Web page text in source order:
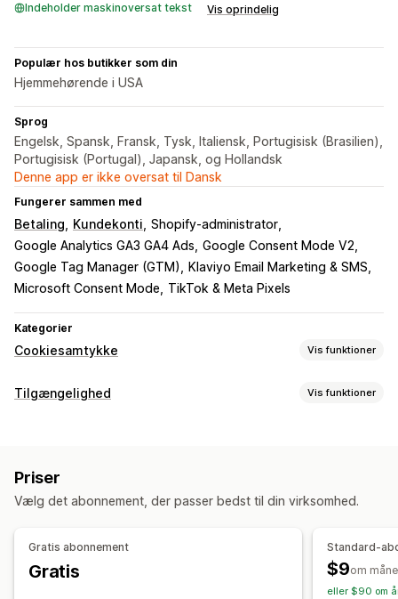
Indeholder maskinoversat tekst Vis oprindelig
Populær hos butikker som din
Hjemmehørende i USA
Sprog
Engelsk, Spansk, Fransk, Tysk, Italiensk, Portugisisk (Brasilien),
Portugisisk (Portugal), Japansk, og Hollandsk
Denne app er ikke oversat til Dansk
Fungerer sammen med
Betaling Kundekonti Shopify-administrator
Google Analytics GA3 GA4 Ads Google Consent Mode V2
Google Tag Manager (GTM)
Klaviyo Email Marketing & SMS
Microsoft Consent Mode
TikTok & Meta Pixels
Kategorier
Cookiesamtykke Vis funktioner
Visningsindstillinger
Oversættelse
Headless support
Overholdelse af regler om beskyttelse af persondata
Overholdelse af tilgængelighed
Automatisk blokering
Cookiescanner
Tilgængelighed Vis funktioner
Gråskala
Priser
Vælg det abonnement, der passer bedst til din virksomhed.
Gratis abonnement
Gratis
Standard-
$9om
eller $90 om